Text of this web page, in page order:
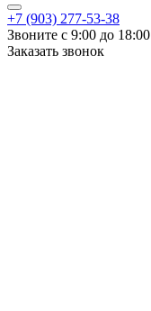
+7 (903) 277-53-38
Звоните с 9:00 до 18:00
Заказать звонок